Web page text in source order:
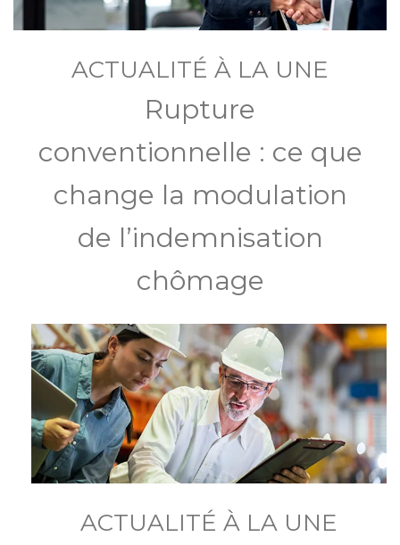
ACTUALITÉ À LA UNE
Rupture
conventionnelle : ce que
change la modulation
de l’indemnisation
chômage
ACTUALITÉ À LA UNE